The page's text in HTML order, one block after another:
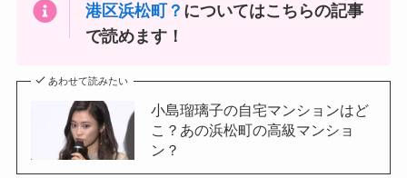
港区浜松町？ についてはこちらの記事
で読めます！
あわせて読みたい
小島瑠璃子の自宅マンションはど
こ？あの浜松町の高級マンショ
ン？